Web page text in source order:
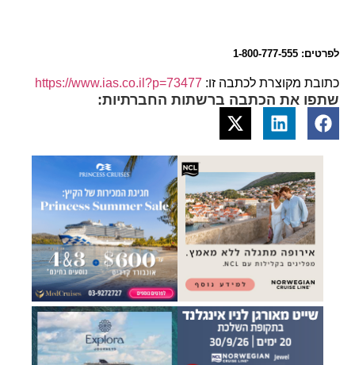
לפרטים: 1-800-777-555
כתובת מקוצרת לכתבה זו: https://www.ias.co.il?p=73477
שתפו את הכתבה ברשתות החברתיות: